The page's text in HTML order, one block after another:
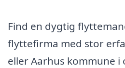
Find en dygtig
flyttefirma med stor
eller Aarhus kommune i